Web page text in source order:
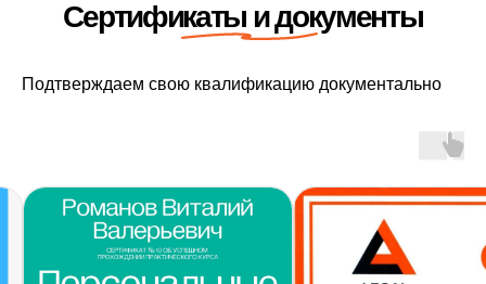
Подтверждаем свою квалификацию документально